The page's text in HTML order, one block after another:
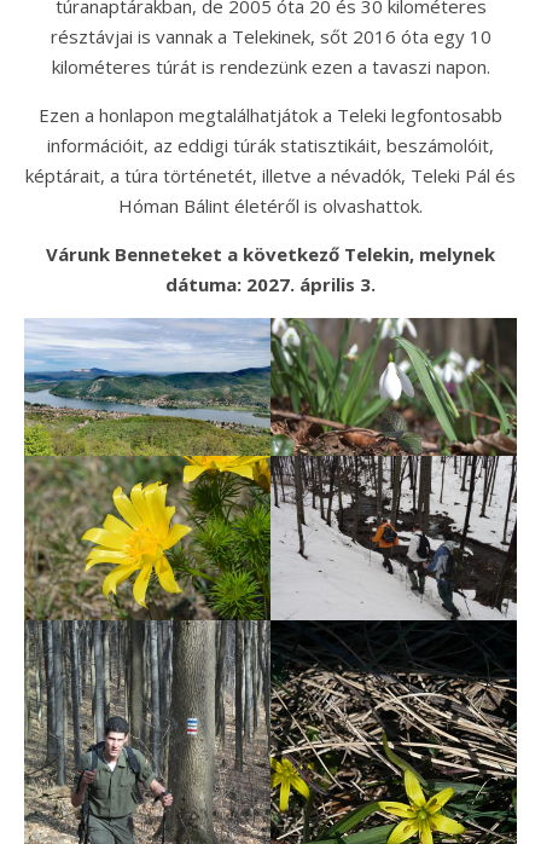
túranaptárakban, de 2005 óta 20 és 30 kilométeres
résztávjai is vannak a Telekinek, sőt 2016 óta egy 10
kilométeres túrát is rendezünk ezen a tavaszi napon.
Ezen a honlapon megtalálhatjátok a Teleki legfontosabb
információit, az eddigi túrák statisztikáit, beszámolóit,
képtárait, a túra történetét, illetve a névadók, Teleki Pál és
Hóman Bálint életéről is olvashattok.
Várunk Benneteket a következő Telekin, melynek
dátuma: 2027. április 3.